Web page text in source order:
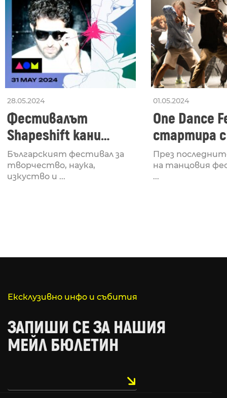
28.05.2024
Фестивалът
Shapeshift кани
Fabrizio Mammarella
за откриването си
Българският фестивал за
творчество, наука,
изкуство и ...
01.05.2024
One Dance
стартира
Lucid,
рейв
През
на танцовия
...
Ексклузивно инфо и събития
ЗАПИШИ СЕ ЗА НАШИЯ
МЕЙЛ БЮЛЕТИН